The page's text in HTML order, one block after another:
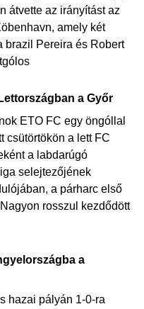
átvette az irányítást az
amely két
brazil Pereira és Robert
a Győr
ETO FC egy öngóllal
csütörtökön a lett FC
a labdarúgó
selejtezőjének
a párharc első
rosszul kezdődött
a
hazai pályán 1-0-ra